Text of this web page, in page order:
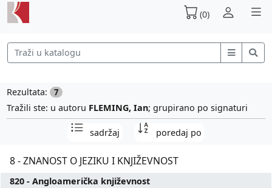
(0)
Rezultata: 7
Tražili ste: u autoru FLEMING, Ian; grupirano po signaturi
sadržaj poredaj po
8 - ZNANOST O JEZIKU I KNJIŽEVNOST
820 - Angloamerička književnost